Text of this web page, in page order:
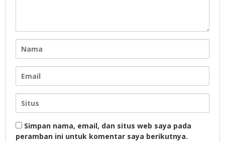
Simpan nama, email, dan situs web saya pada
peramban ini untuk komentar saya berikutnya.